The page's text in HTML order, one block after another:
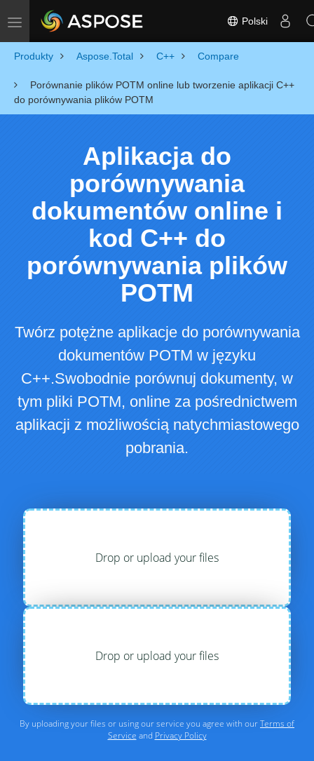
Toggle navigation Polski
Produkty Aspose.Total C++ Compare
Porównanie plików POTM online lub tworzenie aplikacji C++
do porównywania plików POTM
Aplikacja do
porównywania
dokumentów online i
kod C++ do
porównywania plików
POTM
Twórz potężne aplikacje do porównywania
dokumentów POTM w języku
C++.Swobodnie porównuj dokumenty, w
tym pliki POTM, online za pośrednictwem
aplikacji z możliwością natychmiastowego
pobrania.